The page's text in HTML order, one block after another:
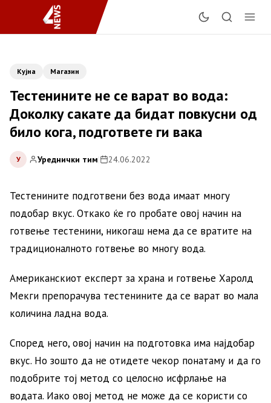
Кујна Магазин
Тестенините не се варат во вода:
Доколку сакате да бидат повкусни од
било кога, подгответе ги вака
У Уреднички тим| 24.06.2022
Тестенините подготвени без вода имаат многу
подобар вкус. Откако ќе го пробате овој начин на
готвење тестенини, никогаш нема да се вратите на
традиционалното готвење во многу вода.
Американскиот експерт за храна и готвење Харолд
Мекги препорачува тестенините да се варат во мала
количина ладна вода.
Според него, овој начин на подготовка има најдобар
вкус. Но зошто да не отидете чекор понатаму и да го
подобрите тој метод со целосно исфрлање на
водата. Иако овој метод не може да се користи со